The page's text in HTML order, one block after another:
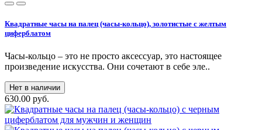
Квадратные часы на палец (часы-кольцо), золотистые с желтым
циферблатом
Часы-кольцо – это не просто аксессуар, это настоящее
произведение искусства. Они сочетают в себе эле..
Нет в наличии
630.00 руб.